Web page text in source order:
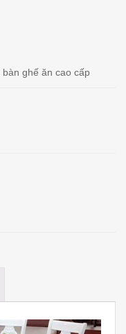
bàn ghế ăn cao cấp